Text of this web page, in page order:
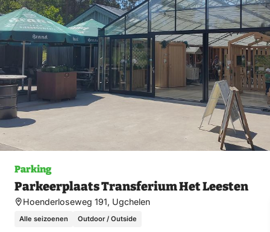
Parking
Parkeerplaats Transferium Het Leesten
Hoenderloseweg 191, Ugchelen
Alle seizoenen Outdoor / Outside